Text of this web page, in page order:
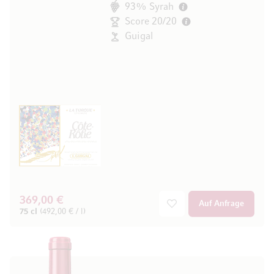
93% Syrah
Score 20/20
Guigal
369,00 €
75 cl (492,00 € / l)
Auf Anfrage